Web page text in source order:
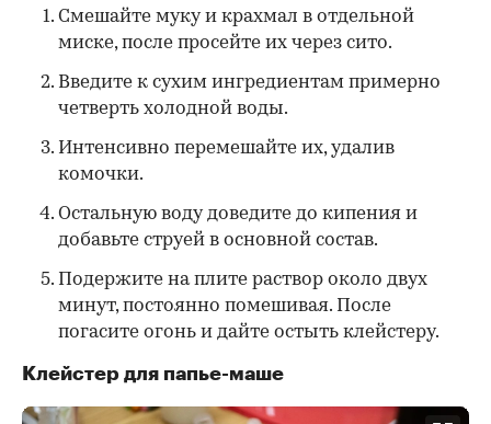
Смешайте муку и крахмал в отдельной
миске, после просейте их через сито.
Введите к сухим ингредиентам примерно
четверть холодной воды.
Интенсивно перемешайте их, удалив
комочки.
Остальную воду доведите до кипения и
добавьте струей в основной состав.
Подержите на плите раствор около двух
минут, постоянно помешивая. После
погасите огонь и дайте остыть клейстеру.
Клейстер для папье-маше